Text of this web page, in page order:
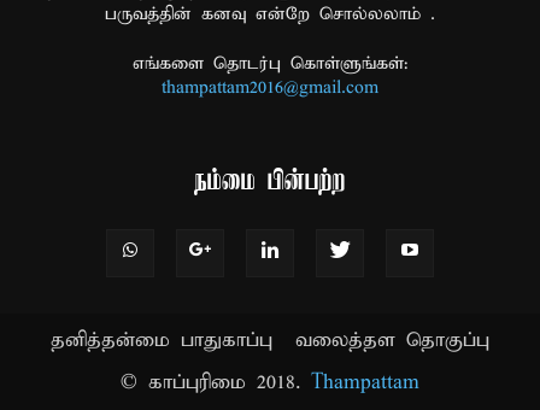
பருவத்தின் கனவு என்றே சொல்லலாம் .
எங்களை தொடர்பு கொள்ளுங்கள்:
thampattam2016@gmail.com
நம்மை பின்பற்ற
தனித்தன்மை பாதுகாப்பு
வலைத்தள தொகுப்பு
© காப்புரிமை 2018. Thampattam